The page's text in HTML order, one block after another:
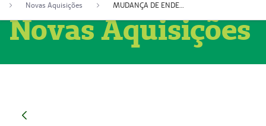
Novas Aquisições
MUDANÇA DE ENDEREÇO - DIAGITAB SERVIÇOS MÉDICOS LTDA (54003267-5)
Novas Aquisições